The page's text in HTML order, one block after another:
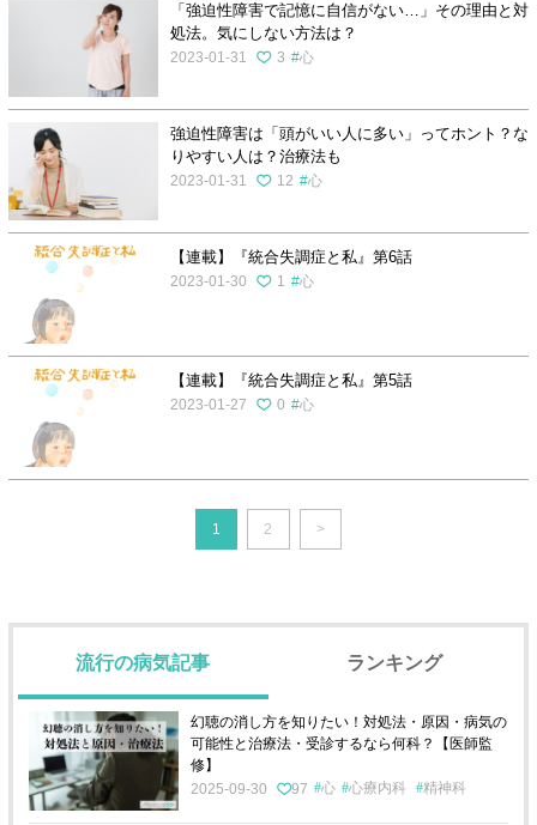
「強迫性障害で記憶に自信がない…」その理由と対
処法。気にしない方法は？
2023-01-31 3 心
強迫性障害は「頭がいい人に多い」ってホント？な
りやすい人は？治療法も
2023-01-31 12 心
【連載】『統合失調症と私』第6話
2023-01-30 1 心
【連載】『統合失調症と私』第5話
2023-01-27 0 心
1 2 >
流行の病気記事 ランキング
幻聴の消し方を知りたい！対処法・原因・病気の
可能性と治療法・受診するなら何科？【医師監
修】
2025-09-30
97 心 心療内科 精神科